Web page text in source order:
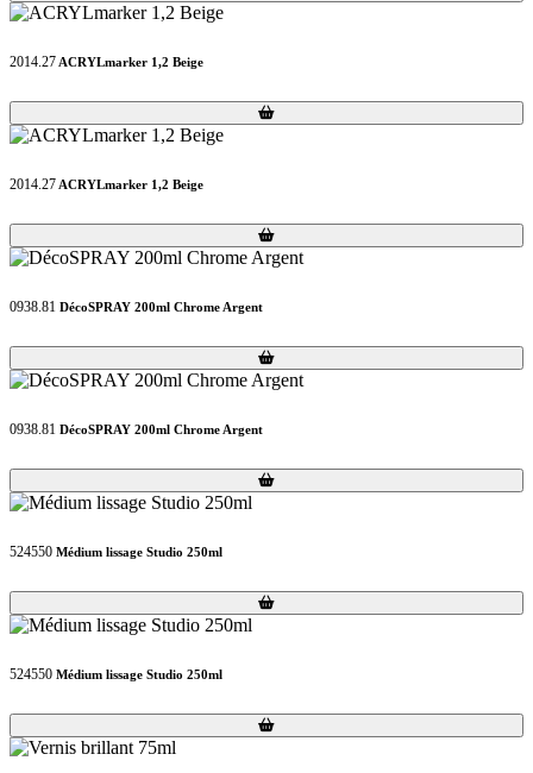
2014.27 ACRYLmarker 1,2 Beige
Loading...
Loading...
2014.27 ACRYLmarker 1,2 Beige
Loading...
Loading...
0938.81 DécoSPRAY 200ml Chrome Argent
Loading...
Loading...
0938.81 DécoSPRAY 200ml Chrome Argent
Loading...
Loading...
524550 Médium lissage Studio 250ml
Loading...
Loading...
524550 Médium lissage Studio 250ml
Loading...
Loading...